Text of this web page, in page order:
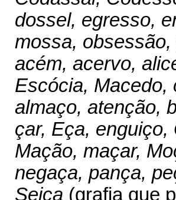
dossel, egresso,
mossa,
acém, acervo,
Escócia, Macedo,
almaço, atenção,
çar, Eça,
Mação, maçar,
negaça, pança,
Seiça (grafia que